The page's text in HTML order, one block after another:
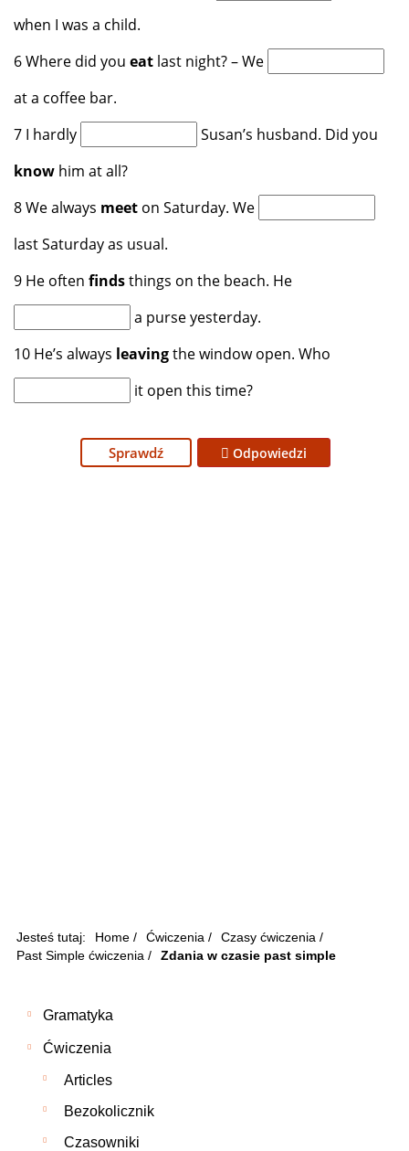
when I was a child.
6 Where did you eat last night? – We
at a coffee bar.
7 I hardly
Susan’s husband. Did you
know him at all?
8 We always meet on Saturday. We
last Saturday as usual.
9 He often findsthings on the beach. He
a purse yesterday.
10 He’s always leavingthe window open. Who
it open this time?
Sprawdź Odpowiedzi
Jesteś tutaj: Home / Ćwiczenia / Czasy ćwiczenia /
Past Simple ćwiczenia / Zdania w czasie past simple
Gramatyka
Ćwiczenia
Articles
Bezokolicznik
Czasowniki